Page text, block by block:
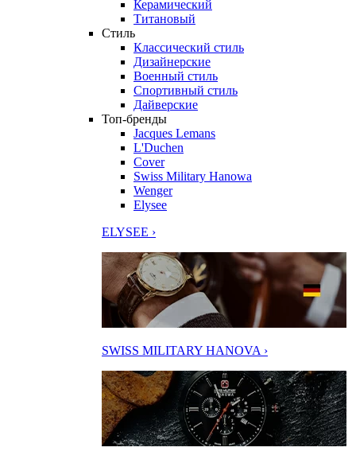
Керамический
Титановый
Стиль
Классический стиль
Дизайнерские
Военный стиль
Спортивный стиль
Дайверские
Топ-бренды
Jacques Lemans
L'Duchen
Cover
Swiss Military Hanowa
Wenger
Elysee
ELYSEE ›
SWISS MILITARY HANOVA ›